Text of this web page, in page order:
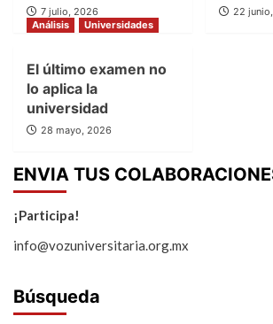
7 julio, 2026
22
Análisis
Universidades
El último examen no
lo aplica la
universidad
28 mayo, 2026
ENVIA TUS
¡Participa!
info@vozuniversitaria.org.mx
Búsqueda